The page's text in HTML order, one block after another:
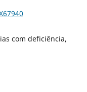
com deficiência,